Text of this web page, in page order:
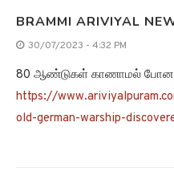
BRAMMI ARIVIYAL
30/07/2023 - 4:32 PM
80 ஆண்டுகள் காணாமல் போன
https://
old-german-warship-